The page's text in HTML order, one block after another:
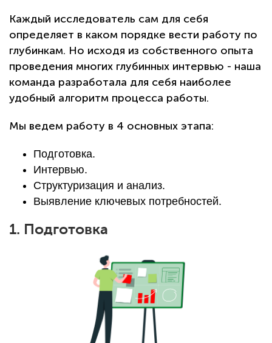
Каждый исследователь сам для себя
определяет в каком порядке вести работу по
глубинкам. Но исходя из собственного опыта
проведения многих глубинных интервью - наша
команда разработала для себя наиболее
удобный алгоритм процесса работы.
Мы ведем работу в 4 основных этапа:
Подготовка.
Интервью.
Структуризация и анализ.
Выявление ключевых потребностей.
1. Подготовка